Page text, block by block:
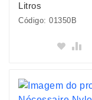
Litros
Código: 01350B